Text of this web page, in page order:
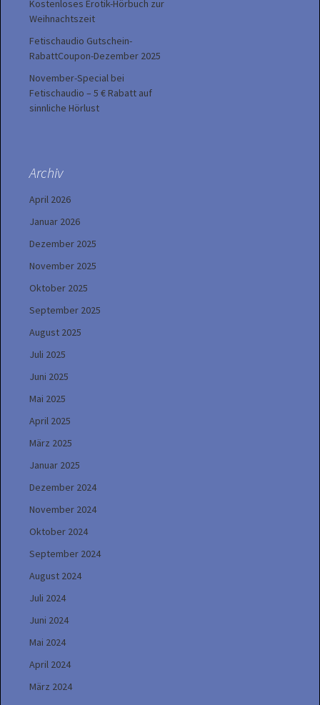
Kostenloses Erotik-Hörbuch zur
Weihnachtszeit
Fetischaudio Gutschein-
RabattCoupon-Dezember 2025
November-Special bei
Fetischaudio – 5 € Rabatt auf
sinnliche Hörlust
Archiv
April 2026
Januar 2026
Dezember 2025
November 2025
Oktober 2025
September 2025
August 2025
Juli 2025
Juni 2025
Mai 2025
April 2025
März 2025
Januar 2025
Dezember 2024
November 2024
Oktober 2024
September 2024
August 2024
Juli 2024
Juni 2024
Mai 2024
April 2024
März 2024